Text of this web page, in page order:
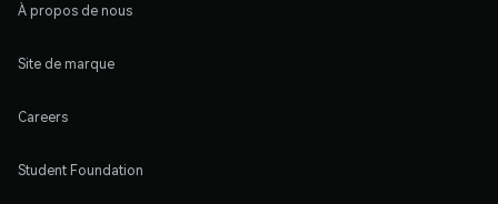
À propos de nous
Site de marque
Careers
Student Foundation